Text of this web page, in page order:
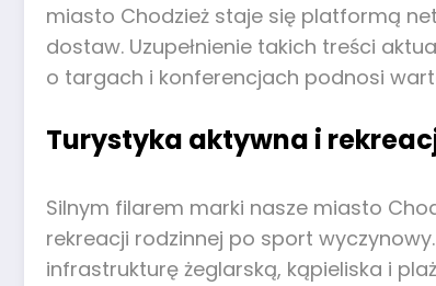
miasto Chodzież staje się platformą
dostaw. Uzupełnienie takich treści
o targach i konferencjach podnosi
Turystyka aktywna i
Silnym filarem marki nasze miasto
rekreacji rodzinnej po sport
infrastrukturę żeglarską, kąpieliska i